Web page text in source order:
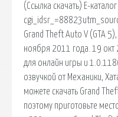
(Ссылка скачать) Е-
Grand Theft Auto V (GTA
ноября 2011 года. 19 окт
для онлайн игры и
озвучкой от Механики,
можете скачать Grand
поэтому приготовьте